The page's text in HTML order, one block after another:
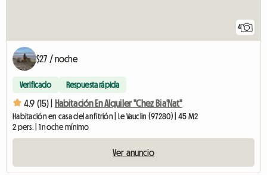
4
$27 / noche
Verificado Respuesta rápida
4.9 (15) | Habitación En Alquiler "Chez Bia'Nat"
Habitación en casa del anfitrión | Le Vauclin (97280) | 45 M2
2 pers. | 1 noche mínimo
Ver anuncio